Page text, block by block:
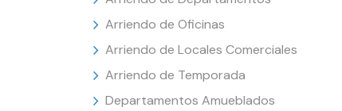
Arriendo de Oficinas
Arriendo de Locales Comerciales
Arriendo de Temporada
Departamentos Amueblados